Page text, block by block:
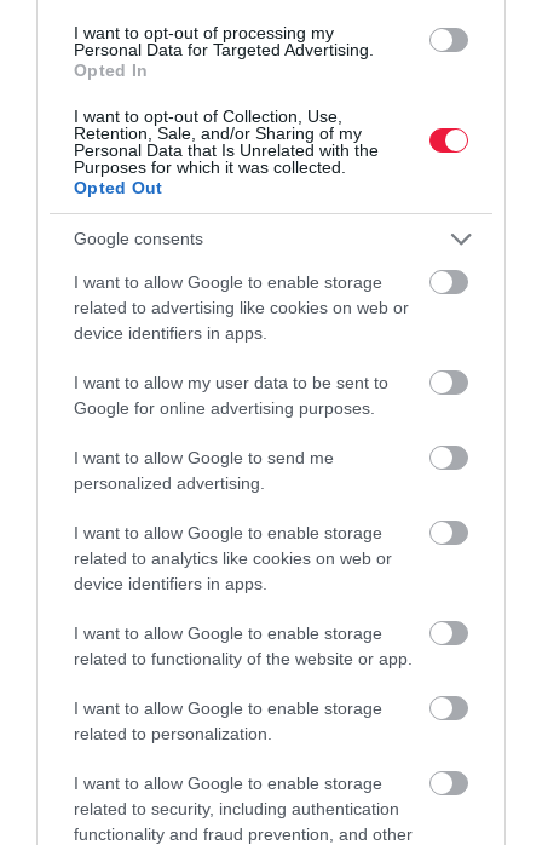
I want to opt-out of processing my
Personal Data for Targeted Advertising.
Opted In
I want to opt-out of Collection, Use,
Retention, Sale, and/or Sharing of my
Personal Data that Is Unrelated with the
Purposes for which it was collected.
Opted Out
Google consents
I want to allow Google to enable storage
related to advertising like cookies on web or
device identifiers in apps.
I want to allow my user data to be sent to
Google for online advertising purposes.
I want to allow Google to send me
personalized advertising.
I want to allow Google to enable storage
related to analytics like cookies on web or
device identifiers in apps.
I want to allow Google to enable storage
related to functionality of the website or app.
I want to allow Google to enable storage
related to personalization.
I want to allow Google to enable storage
related to security, including authentication
functionality and fraud prevention, and other
DJ-nek áll egy óriásbank vezére, dübörög a
"Money, money, money"
A Lollapalooza amerikai zenei fesztivál fellépői között egy
érdekes név tűnt fel.